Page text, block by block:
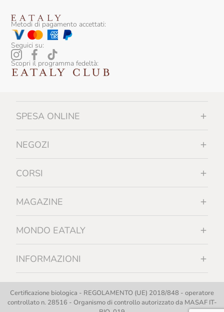
Metodi di pagamento accettati:
Seguici su:
Scopri il programma fedeltà:
SPESA ONLINE
NEGOZI
CORSI
MAGAZINE
MONDO EATALY
INFORMAZIONI
Certificazione biologica - REGOLAMENTO (UE) 2018/848 - operatore
controllato n. 28516 - Organismo di controllo autorizzato da MASAF IT-